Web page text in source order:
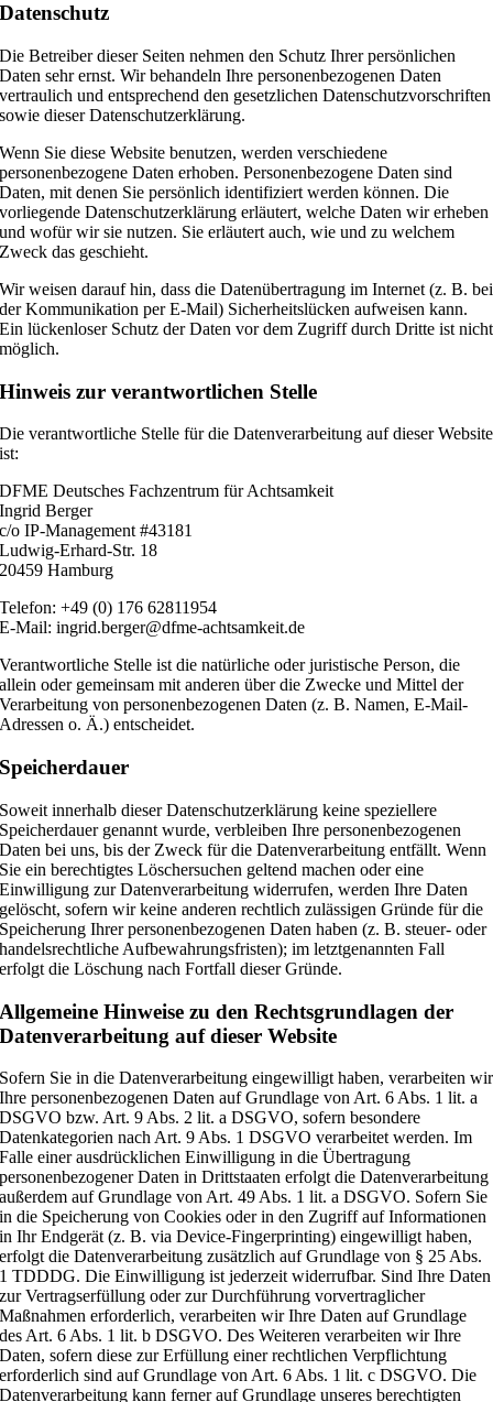
Datenschutz
Die Betreiber dieser Seiten nehmen den Schutz Ihrer persönlichen
Daten sehr ernst. Wir behandeln Ihre personenbezogenen Daten
vertraulich und entsprechend den gesetzlichen Datenschutzvorschriften
sowie dieser Datenschutzerklärung.
Wenn Sie diese Website benutzen, werden verschiedene
personenbezogene Daten erhoben. Personenbezogene Daten sind
Daten, mit denen Sie persönlich identifiziert werden können. Die
vorliegende Datenschutzerklärung erläutert, welche Daten wir erheben
und wofür wir sie nutzen. Sie erläutert auch, wie und zu welchem
Zweck das geschieht.
Wir weisen darauf hin, dass die Datenübertragung im Internet (z. B. bei
der Kommunikation per E-Mail) Sicherheitslücken aufweisen kann.
Ein lückenloser Schutz der Daten vor dem Zugriff durch Dritte ist nicht
möglich.
Hinweis zur verantwortlichen Stelle
Die verantwortliche Stelle für die Datenverarbeitung auf dieser Website
ist:
DFME Deutsches Fachzentrum für Achtsamkeit
Ingrid Berger
c/o IP-Management #43181
Ludwig-Erhard-Str. 18
20459 Hamburg
Telefon: +49 (0) 176 62811954
E-Mail: ingrid.berger@dfme-achtsamkeit.de
Verantwortliche Stelle ist die natürliche oder juristische Person, die
allein oder gemeinsam mit anderen über die Zwecke und Mittel der
Verarbeitung von personenbezogenen Daten (z. B. Namen, E-Mail-
Adressen o. Ä.) entscheidet.
Speicherdauer
Soweit innerhalb dieser Datenschutzerklärung keine speziellere
Speicherdauer genannt wurde, verbleiben Ihre personenbezogenen
Daten bei uns, bis der Zweck für die Datenverarbeitung entfällt. Wenn
Sie ein berechtigtes Löschersuchen geltend machen oder eine
Einwilligung zur Datenverarbeitung widerrufen, werden Ihre Daten
gelöscht, sofern wir keine anderen rechtlich zulässigen Gründe für die
Speicherung Ihrer personenbezogenen Daten haben (z. B. steuer- oder
handelsrechtliche Aufbewahrungsfristen); im letztgenannten Fall
erfolgt die Löschung nach Fortfall dieser Gründe.
Allgemeine Hinweise zu den Rechtsgrundlagen der
Datenverarbeitung auf dieser Website
Sofern Sie in die Datenverarbeitung eingewilligt haben, verarbeiten wir
Ihre personenbezogenen Daten auf Grundlage von Art. 6 Abs. 1 lit. a
DSGVO bzw. Art. 9 Abs. 2 lit. a DSGVO, sofern besondere
Datenkategorien nach Art. 9 Abs. 1 DSGVO verarbeitet werden. Im
Falle einer ausdrücklichen Einwilligung in die Übertragung
personenbezogener Daten in Drittstaaten erfolgt die Datenverarbeitung
außerdem auf Grundlage von Art. 49 Abs. 1 lit. a DSGVO. Sofern Sie
in die Speicherung von Cookies oder in den Zugriff auf Informationen
in Ihr Endgerät (z. B. via Device-Fingerprinting) eingewilligt haben,
erfolgt die Datenverarbeitung zusätzlich auf Grundlage von § 25 Abs.
1 TDDDG. Die Einwilligung ist jederzeit widerrufbar. Sind Ihre Daten
zur Vertragserfüllung oder zur Durchführung vorvertraglicher
Maßnahmen erforderlich, verarbeiten wir Ihre Daten auf Grundlage
des Art. 6 Abs. 1 lit. b DSGVO. Des Weiteren verarbeiten wir Ihre
Daten, sofern diese zur Erfüllung einer rechtlichen Verpflichtung
erforderlich sind auf Grundlage von Art. 6 Abs. 1 lit. c DSGVO. Die
Datenverarbeitung kann ferner auf Grundlage unseres berechtigten